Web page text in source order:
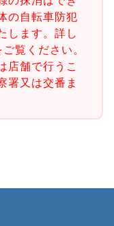
の自転車防犯
します。詳し
ご覧ください。
店舗で行うこ
署又は交番ま